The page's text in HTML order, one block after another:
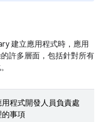
建立應用程式時，應用
許多層面，包括針對所有
用程式開發人員負責處
的事項